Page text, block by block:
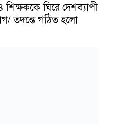
শিক্ষককে ঘিরে দেশব্যাপী
তদন্তে গঠিত হলো